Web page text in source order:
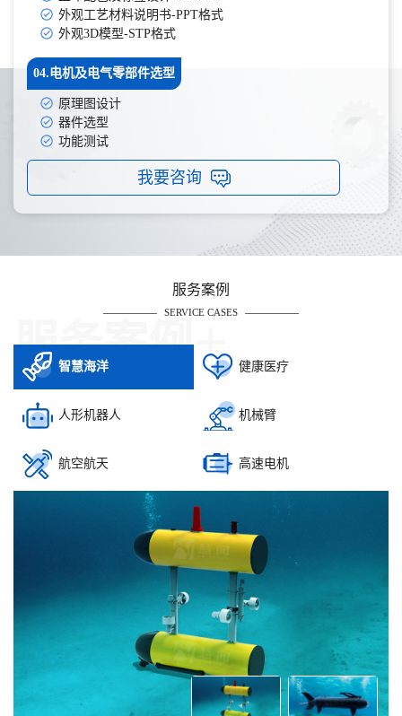
外观工艺材料说明书-PPT格式
外观3D模型-STP格式
04.电机及电气零部件选型
原理图设计
器件选型
功能测试
我要咨询
服务案例
SERVICE CASES
服务案例+
智慧海洋 健康医疗
人形机器人 机械臂
航空航天 高速电机